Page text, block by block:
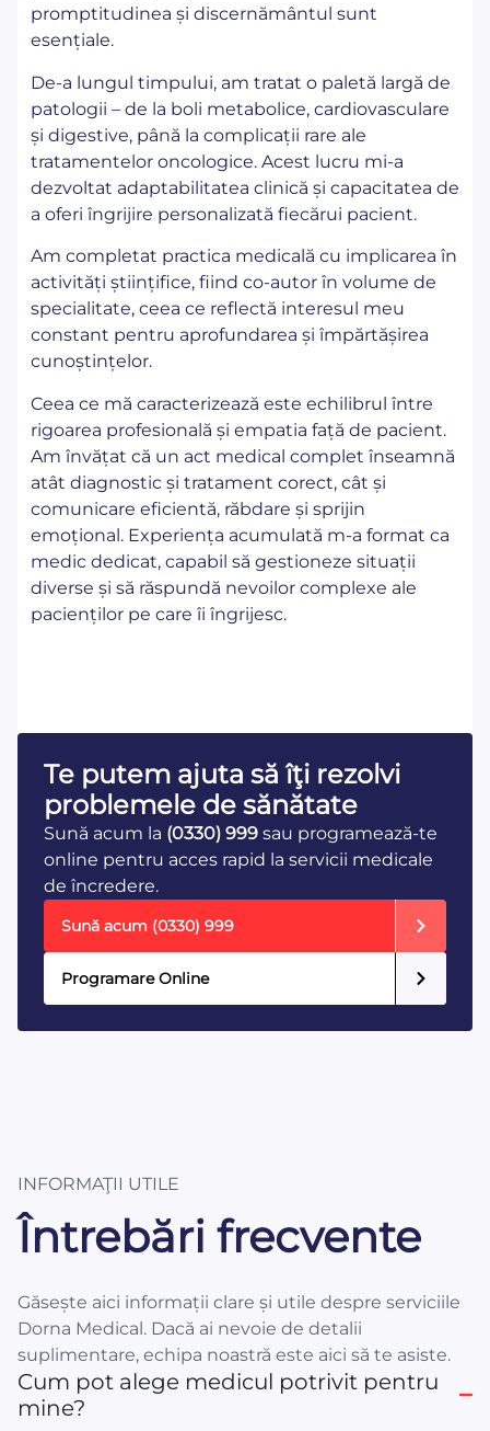
promptitudinea și discernământul sunt
esențiale.
De-a lungul timpului, am tratat o paletă largă de
patologii – de la boli metabolice, cardiovasculare
și digestive, până la complicații rare ale
tratamentelor oncologice. Acest lucru mi-a
dezvoltat adaptabilitatea clinică și capacitatea de
a oferi îngrijire personalizată fiecărui pacient.
Am completat practica medicală cu implicarea în
activități științifice, fiind co-autor în volume de
specialitate, ceea ce reflectă interesul meu
constant pentru aprofundarea și împărtășirea
cunoștințelor.
Ceea ce mă caracterizează este echilibrul între
rigoarea profesională și empatia față de pacient.
Am învățat că un act medical complet înseamnă
atât diagnostic și tratament corect, cât și
comunicare eficientă, răbdare și sprijin
emoțional. Experiența acumulată m-a format ca
medic dedicat, capabil să gestioneze situații
diverse și să răspundă nevoilor complexe ale
pacienților pe care îi îngrijesc.
Te putem ajuta să îţi rezolvi
problemele de sănătate
Sună acum la (0330) 999 sau programează-te
online pentru acces rapid la servicii medicale
de încredere.
Sună acum (0330) 999
Programare Online
INFORMAŢII UTILE
Întrebări frecvente
Găsește aici informații clare și utile despre serviciile
Dorna Medical. Dacă ai nevoie de detalii
suplimentare, echipa noastră este aici să te asiste.
Cum pot alege medicul potrivit pentru
mine?